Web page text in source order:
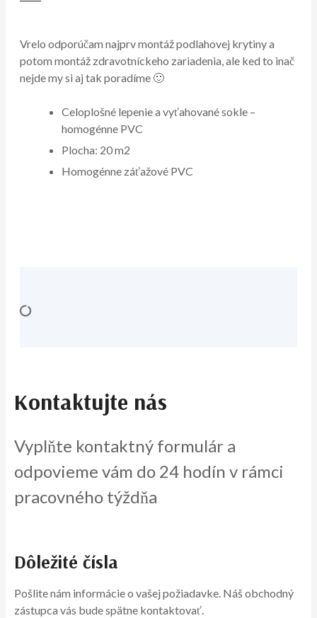
Vrelo odporúčam najprv montáž podlahovej krytiny a
potom montáž zdravotníckeho zariadenia, ale ked to inač
nejde my si aj tak poradíme 🙂
Celoplošné lepenie a vyťahované sokle –
homogénne PVC
Plocha: 20 m2
Homogénne záťažové PVC
Kontaktujte nás
Vyplňte kontaktný formulár a
odpovieme vám do 24 hodín v rámci
pracovného týždňa
Dôležité čísla
Pošlite nám informácie o vašej požiadavke. Náš obchodný
zástupca vás bude spätne kontaktovať.